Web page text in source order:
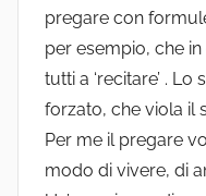
pregare con
per esempio, che
tutti a ‘recitare’ .
forzato, che viola il
Per me il pregare
modo di vivere, di